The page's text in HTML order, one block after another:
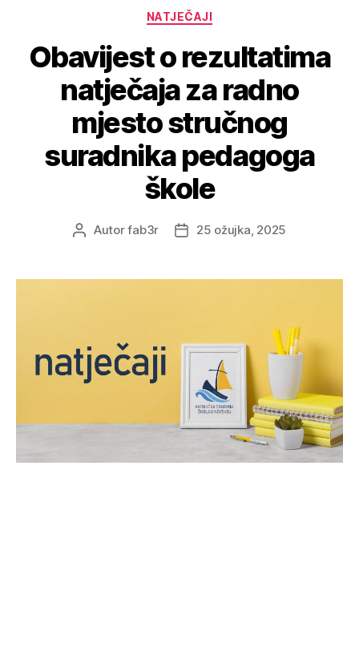
NATJEČAJI
Obavijest o rezultatima
natječaja za radno
mjesto stručnog
suradnika pedagoga
škole
Autorfab3r 25 ožujka, 2025